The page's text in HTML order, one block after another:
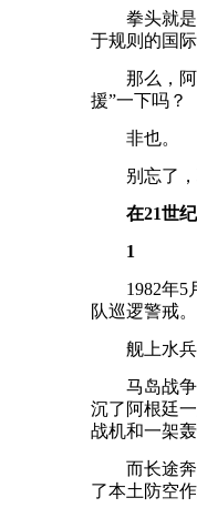
拳头就是真
于规则的国际
那么，阿
援”一下吗？
非也。
别忘了，
在21世
1
1982年5月
队巡逻警戒。
舰上水兵
马岛战争
沉了阿根廷
战机和一架
而长途奔袭
了本土防空作